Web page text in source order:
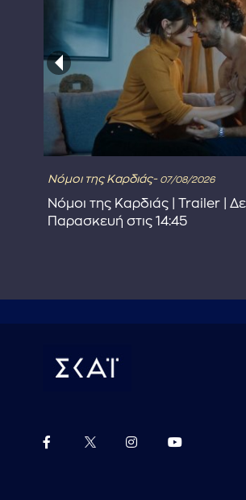
Νόμοι της Καρδιάς- 07/08/2026
Νόμοι της Καρδιάς | Trailer |
Παρασκευή στις 14:45